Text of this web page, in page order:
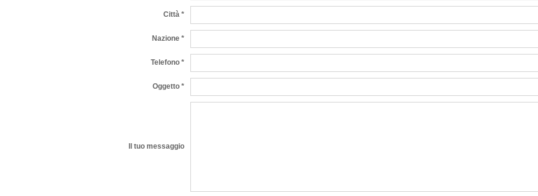
Città *
Nazione *
Telefono *
Oggetto *
Il tuo messaggio